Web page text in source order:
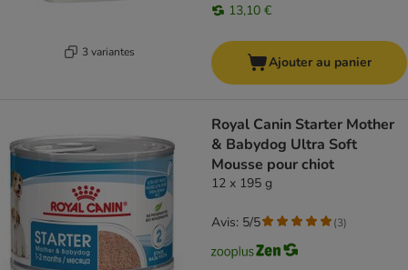
3 variantes
13,10 €
Ajouter au panier
Royal Canin Starter Mother
& Babydog Ultra Soft
Mousse pour chiot
12 x 195 g
Avis: 5/5 (3)